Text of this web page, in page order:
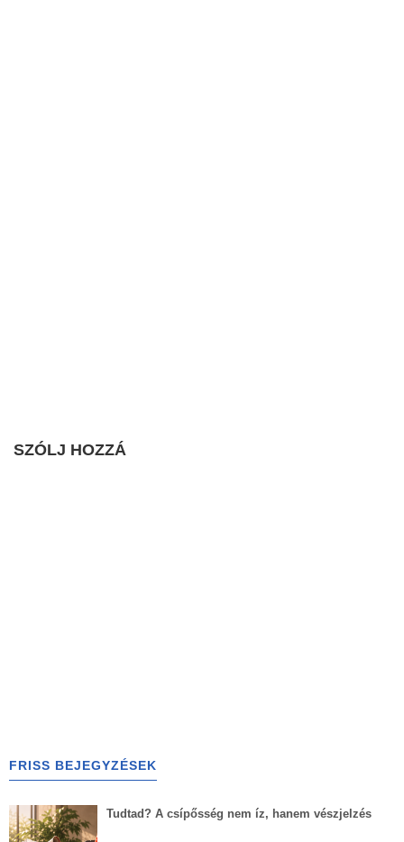
SZÓLJ HOZZÁ
FRISS BEJEGYZÉSEK
Tudtad? A csípősség nem íz, hanem vészjelzés